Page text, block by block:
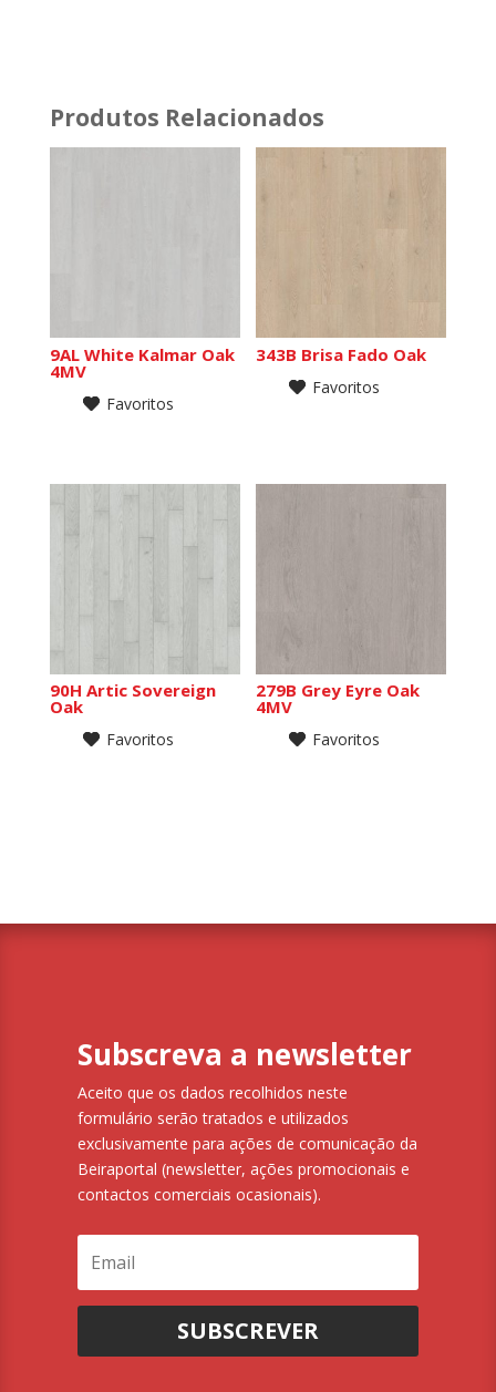
Produtos Relacionados
9AL White Kalmar Oak
4MV
Favoritos
343B Brisa Fado Oak
Favoritos
90H Artic Sovereign
Oak
Favoritos
279B Grey Eyre Oak
4MV
Favoritos
Subscreva a newsletter
Aceito que os dados recolhidos neste
formulário serão tratados e utilizados
exclusivamente para ações de comunicação da
Beiraportal (newsletter, ações promocionais e
contactos comerciais ocasionais).
SUBSCREVER